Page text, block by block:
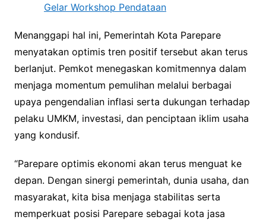
Gelar Workshop Pendataan
Menanggapi hal ini, Pemerintah Kota Parepare
menyatakan optimis tren positif tersebut akan terus
berlanjut. Pemkot menegaskan komitmennya dalam
menjaga momentum pemulihan melalui berbagai
upaya pengendalian inflasi serta dukungan terhadap
pelaku UMKM, investasi, dan penciptaan iklim usaha
yang kondusif.
“Parepare optimis ekonomi akan terus menguat ke
depan. Dengan sinergi pemerintah, dunia usaha, dan
masyarakat, kita bisa menjaga stabilitas serta
memperkuat posisi Parepare sebagai kota jasa